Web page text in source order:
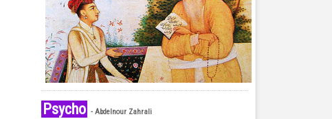
Psycho - Abdelnour Zahrali